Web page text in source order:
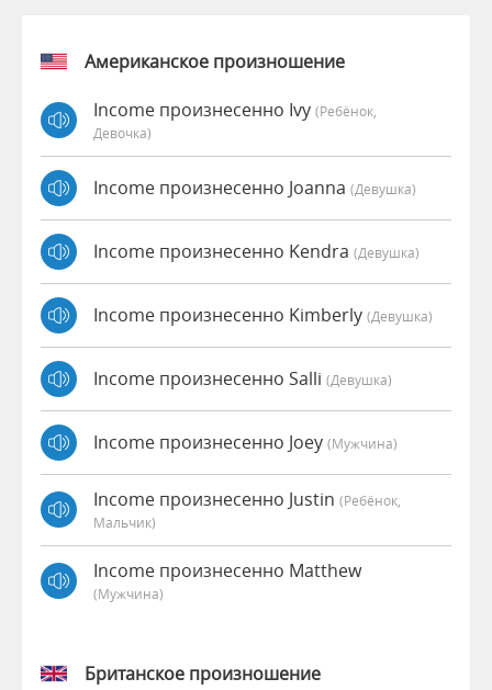
Американское произношение
Income произнесенно Ivy (Ребёнок,
Девочка)
Income произнесенно Joanna (девушка)
Income произнесенно Kendra (девушка)
Income произнесенно Kimberly (девушка)
Income произнесенно Salli (девушка)
Income произнесенно Joey (мужчина)
Income произнесенно Justin (Ребёнок,
Мальчик)
Income произнесенно Matthew
(мужчина)
Британское произношение